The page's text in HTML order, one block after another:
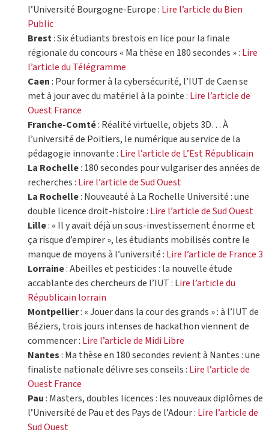
l’Université Bourgogne-Europe : Lire l’article du Bien
Public
Brest: Six étudiants brestois en lice pour la finale
régionale du concours « Ma thèse en 180 secondes » : Lire
l’article du Télégramme
Caen: Pour former à la cybersécurité, l’IUT de Caen se
met à jour avec du matériel à la pointe : Lire l’article de
Ouest France
Franche-Comté: Réalité virtuelle, objets 3D… À
l’université de Poitiers, le numérique au service de la
pédagogie innovante : Lire l’article de L’Est Républicain
La Rochelle: 180 secondes pour vulgariser des années de
recherches : Lire l’article de Sud Ouest
La Rochelle: Nouveauté à La Rochelle Université : une
double licence droit-histoire : Lire l’article de Sud Ouest
Lille: « Il y avait déjà un sous-investissement énorme et
ça risque d’empirer », les étudiants mobilisés contre le
manque de moyens à l’université : Lire l’article de France 3
Lorraine: Abeilles et pesticides : la nouvelle étude
accablante des chercheurs de l’IUT : Lire l’article du
Républicain lorrain
Montpellier: « Jouer dans la cour des grands » : à l’IUT de
Béziers, trois jours intenses de hackathon viennent de
commencer : Lire l’article de Midi Libre
Nantes: Ma thèse en 180 secondes revient à Nantes : une
finaliste nationale délivre ses conseils : Lire l’article de
Ouest France
Pau: Masters, doubles licences : les nouveaux diplômes de
l’Université de Pau et des Pays de l’Adour : Lire l’article de
Sud Ouest